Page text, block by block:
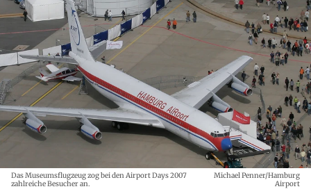
Das Museumsflugzeug zog bei den Airport Days 2007
zahlreiche Besucher an.
Michael Penner/Hamburg
Airport